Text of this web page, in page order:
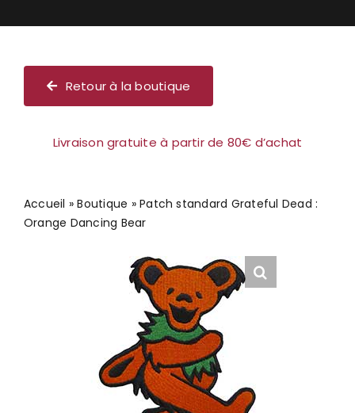
Retour à la boutique
Livraison gratuite à partir de 80€ d’achat
Accueil »Boutique »Patch standard Grateful Dead :
Orange Dancing Bear